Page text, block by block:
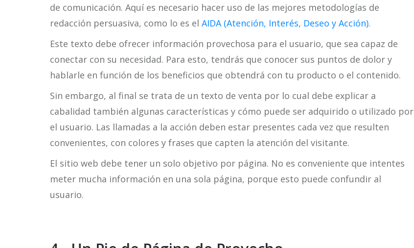
de comunicación. Aquí es necesario hacer uso de las mejores metodologías de
redacción persuasiva, como lo es el AIDA (Atención, Interés, Deseo y Acción).
Este texto debe ofrecer información provechosa para el usuario, que sea capaz de
conectar con su necesidad. Para esto, tendrás que conocer sus puntos de dolor y
hablarle en función de los beneficios que obtendrá con tu producto o el contenido.
Sin embargo, al final se trata de un texto de venta por lo cual debe explicar a
cabalidad también algunas características y cómo puede ser adquirido o utilizado por
el usuario. Las llamadas a la acción deben estar presentes cada vez que resulten
convenientes, con colores y frases que capten la atención del visitante.
El sitio web debe tener un solo objetivo por página. No es conveniente que intentes
meter mucha información en una sola página, porque esto puede confundir al
usuario.